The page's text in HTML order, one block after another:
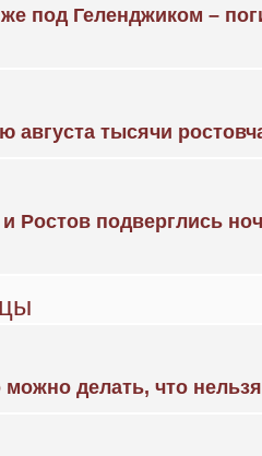
под Геленджиком –
августа тысячи
Ростов подверглись
можно делать, что